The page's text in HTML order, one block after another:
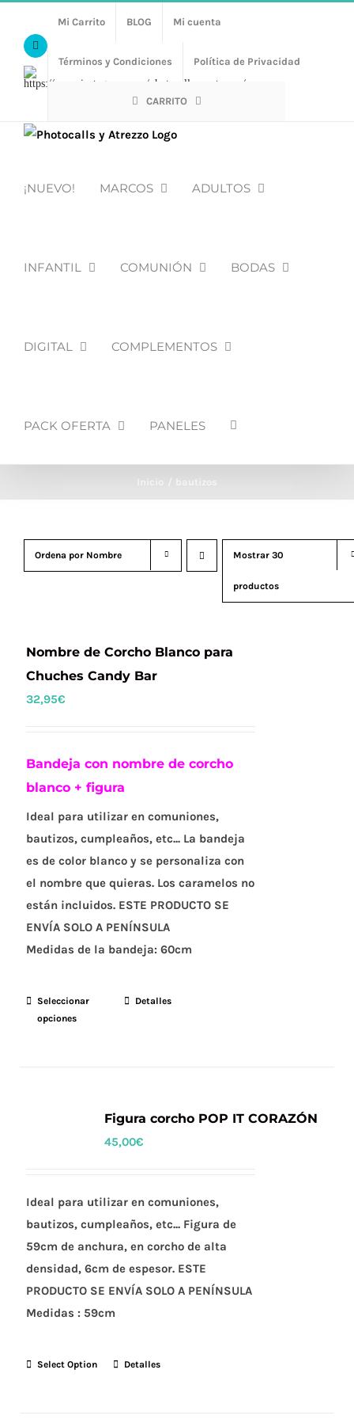
contenidoFacebook
Https://www.instagram.com/photocalls_y_atrezzo/
Mi Carrito BLOG Mi cuenta
Términos y Condiciones Política de Privacidad
CARRITO
¡NUEVO! MARCOS ADULTOS
INFANTIL COMUNIÓN BODAS
DIGITAL COMPLEMENTOS
PACK OFERTA PANELES
Inicio bautizos
Ordena por Nombre Mostrar 30
productos
Nombre de Corcho Blanco para
Chuches Candy Bar
32,95€
Bandeja con nombre de corcho
blanco + figura
Ideal para utilizar en comuniones,
bautizos, cumpleaños, etc... La bandeja
es de color blanco y se personaliza con
el nombre que quieras. Los caramelos no
están incluidos. ESTE PRODUCTO SE
ENVÍA SOLO A PENÍNSULA
Medidas de la bandeja: 60cm
Seleccionar
opciones
Este
Las
opciones
elegir
en
la
página
de
Detalles
Figura corcho POP IT CORAZÓN
45,00€
Ideal para utilizar en comuniones,
bautizos, cumpleaños, etc... Figura de
59cm de anchura, en corcho de alta
densidad, 6cm de espesor. ESTE
PRODUCTO SE ENVÍA SOLO A PENÍNSULA
Medidas : 59cm
Select Option Detalles